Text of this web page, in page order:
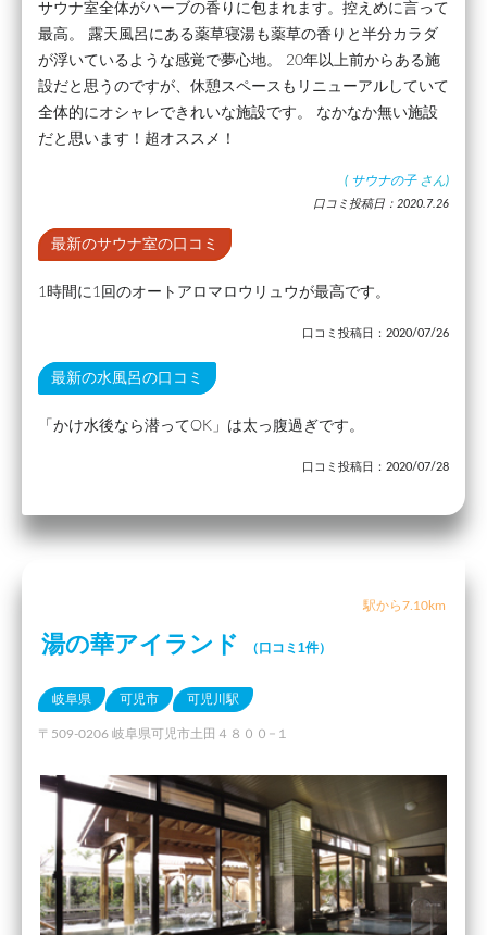
サウナ室全体がハーブの香りに包まれます。控えめに言って
最高。 露天風呂にある薬草寝湯も薬草の香りと半分カラダ
が浮いているような感覚で夢心地。 20年以上前からある施
設だと思うのですが、休憩スペースもリニューアルしていて
全体的にオシャレできれいな施設です。 なかなか無い施設
だと思います！超オススメ！
( サウナの子 さん)
口コミ投稿日：2020.7.26
最新のサウナ室の口コミ
1時間に1回のオートアロマロウリュウが最高です。
口コミ投稿日：2020/07/26
最新の水風呂の口コミ
「かけ水後なら潜ってOK」は太っ腹過ぎです。
口コミ投稿日：2020/07/28
駅から7.10km
湯の華アイランド （口コミ1件）
岐阜県 可児市 可児川駅
〒509-0206 岐阜県可児市土田４８００−１